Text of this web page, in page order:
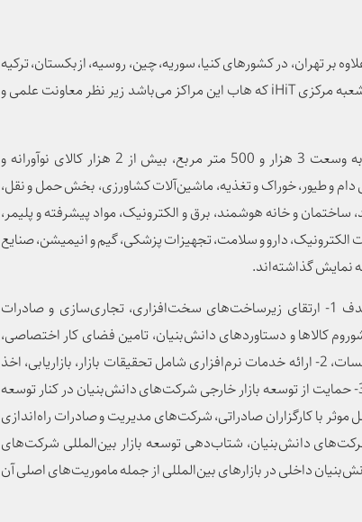
بر تهران، در کشورهای کنیا، سوریه، چین، روسیه، ازبکستان، ترکیه
مرکزیiHiTکه هاب این مراکز می‌باشد زیر نظر معاونت علمی و
بیش از 689 شرکت در فضایی به وسعت 3 هزار و 500 متر مربع، بیش از 2 هزار کالای نوآورانه و
و طیور، خوراک و تغذیه، ماشین‌آلات کشاورزی، بخش حمل و نقل،
و خانه هوشمند، برق و الکترونیک، مواد پیشرفته و پلیمر،
دارو و سلامت، تجهیزات پزشکی، گیم و انیمیشن، صنایع
نمایش گذاشته‌اند.
با هدف 1- ارتقای زیرساخت‌های سخت‌افزاری، تجاری‌سازی و صادرات
کالاها و دستاوردهای دانش‌بنیان، تامین فضای کار اختصاصی،
فضای کار اشتراکی و اتاق‌های جلسات، 2- ارائه خدمات نرم‌افزاری شامل تحقیقات بازار، بازاریابی، اخذ
استانداردها و مجوزهای فروش، 3- حمایت از توسعه بازار خارجی شرکت‌های دانش‌بنیان در کنار توسعه
و تعامل موثر با کارگزاران صادراتی، شرکت‌های مدیریت و صادرات راه‌اندازی
دانش‌بنیان، شتاب‌دهی توسعه بازار بین‌المللی شرکت‌های
داخلی در بازارهای بین‌المللی از جمله ماموریت‌های اصلی آن